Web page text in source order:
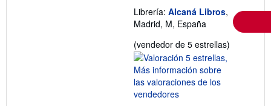
Librería: Alcaná Libros,
Madrid, M, España
(vendedor de 5 estrellas)